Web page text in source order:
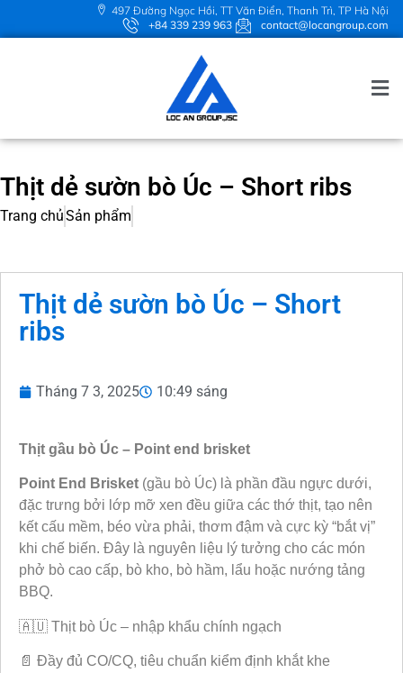
497 Đường Ngọc Hồi, TT Văn Điển, Thanh Trì, TP Hà Nội
+84 339 239 963
contact@locangroup.com
Thịt dẻ sườn bò Úc – Short ribs
Trang chủSản phẩm
Thịt dẻ sườn bò Úc – Short
ribs
Tháng 7 3, 2025 10:49 sáng
Thịt gầu bò Úc – Point end brisket
Point End Brisket (gầu bò Úc) là phần đầu ngực dưới,
đặc trưng bởi lớp mỡ xen đều giữa các thớ thịt, tạo nên
kết cấu mềm, béo vừa phải, thơm đậm và cực kỳ “bắt vị”
khi chế biến. Đây là nguyên liệu lý tưởng cho các món
phở bò cao cấp, bò kho, bò hầm, lẩu hoặc nướng tảng
BBQ.
🇦🇺 Thịt bò Úc – nhập khẩu chính ngạch
📄 Đầy đủ CO/CQ, tiêu chuẩn kiểm định khắt khe